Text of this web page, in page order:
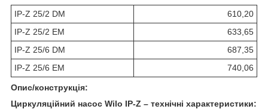
IP-Z 25/2 DM
610,20
IP-Z 25/2 EM
633,65
IP-Z 25/6 DM
687,35
IP-Z 25/6 EM
740,06
Опис/конструкція:
Циркуляційний насос Wilo IP-Z – технічні характеристики: